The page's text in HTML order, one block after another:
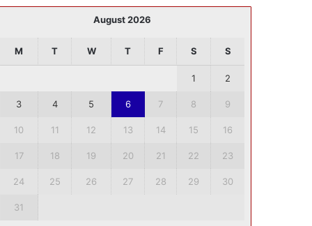
August 2026
M T W T F S S
1 2
3 4 5 6 7 8 9
10 11 12 13 14 15 16
17 18 19 20 21 22 23
24 25 26 27 28 29 30
31